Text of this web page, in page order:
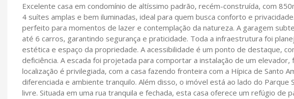
Excelente casa em condomínio de altíssimo padrão, recém-construída, com
4 suítes amplas e bem iluminadas, ideal para quem busca conforto e
perfeito para momentos de lazer e contemplação da natureza. A garagem
até 6 carros, garantindo segurança e praticidade. Toda a infraestrutura foi
estética e espaço da propriedade. A acessibilidade é um ponto de destaque,
deficiência. A escada foi projetada para comportar a instalação de um elevador,
localização é privilegiada, com a casa fazendo fronteira com a Hípica de Santo
diferenciada e ambiente tranquilo. Além disso, o imóvel está ao lado do Parque
livre. Situada em uma rua tranquila e fechada, esta casa oferece um refúgio de